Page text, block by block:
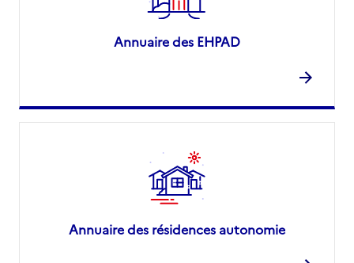
Annuaire des EHPAD
Annuaire des résidences autonomie